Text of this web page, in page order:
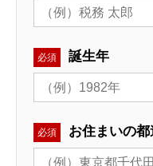
必須 誕生年
必須 お住まいの